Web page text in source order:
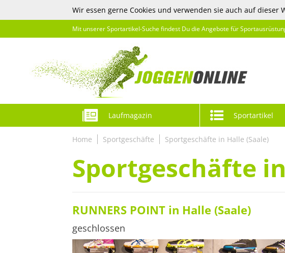
Wir essen gerne Cookies und verwenden sie auch auf dieser
Mit unserer Sportartikel-Suche findest Du die Angebote für
Laufmagazin Sportartikel
Home Sportgeschäfte Sportgeschäfte in Halle (Saale)
Sportgeschäfte
RUNNERS POINT in Halle (Saale)
geschlossen